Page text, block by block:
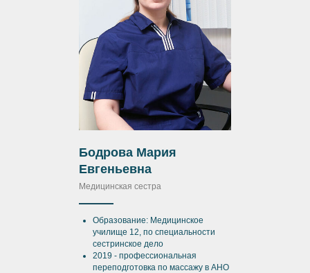
Бодрова Мария
Евгеньевна
Медицинская сестра
Образование: Медицинское
училище 12, по специальности
сестринское дело
2019 - профессиональная
переподготовка по массажу в АНО